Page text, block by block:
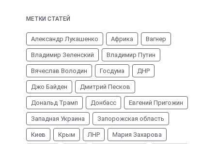
МЕТКИ СТАТЕЙ
Александр Лукашенко Африка Вагнер
Владимир Зеленский Владимир Путин
Вячеслав Володин Госдума ДНР
Джо Байден Дмитрий Песков
Дональд Трамп Донбасс Евгений Пригожин
Западная Украина Запорожская область
Киев Крым ЛНР Мария Захарова